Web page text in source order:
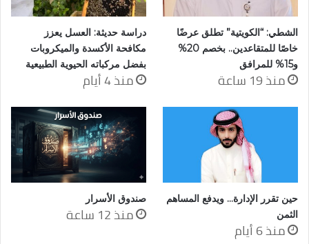
الشطي: “الكويتية” تطلق عرضًا
خاصًا للمتقاعدين.. بخصم 20%
و15% للمرافق
منذ 19 ساعة
دراسة حديثة: العسل يعزز
مكافحة الأكسدة والميكروبات
بفضل مركباته الحيوية الطبيعية
منذ 4 أيام
حين تقرر الإدارة… ويدفع المساهم
الثمن
منذ 6 أيام
صندوق الأسرار
منذ 12 ساعة